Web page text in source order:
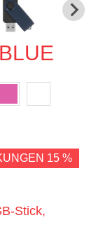
15 %
Stick,